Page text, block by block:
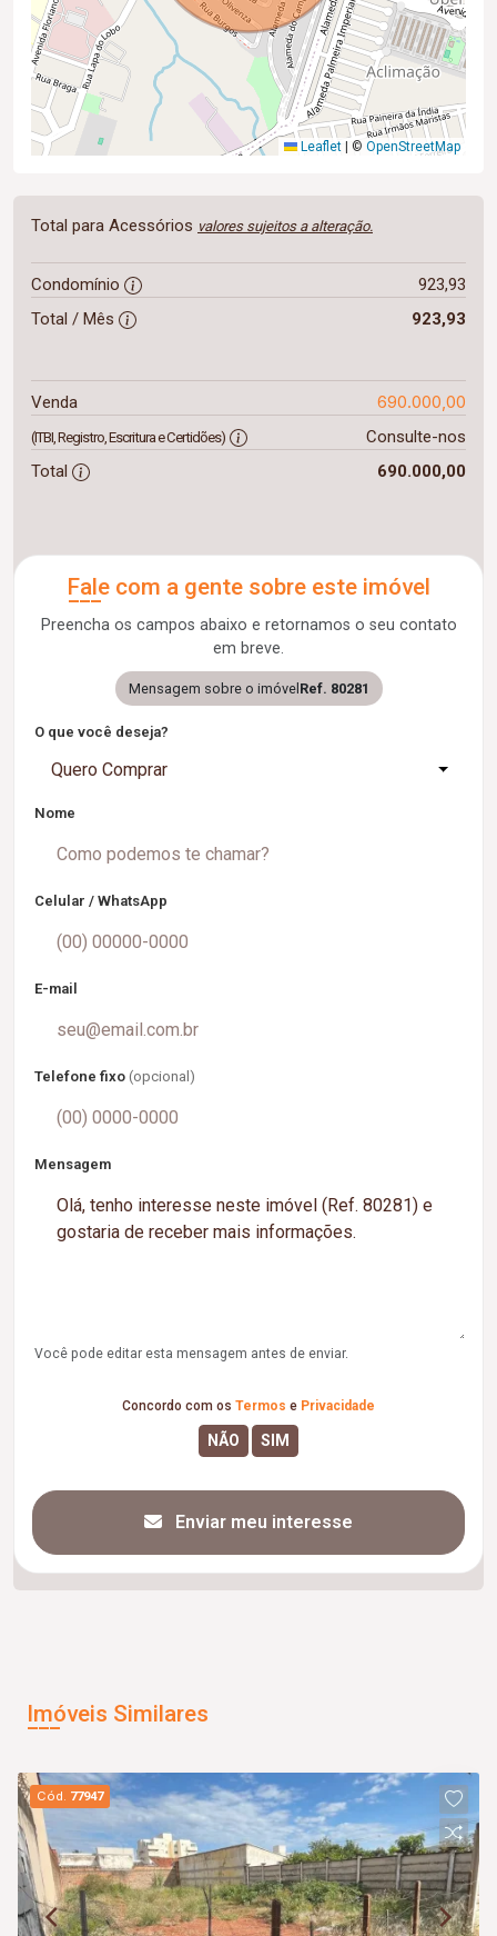
Leaflet © OpenStreetMap
Total para Acessórios valores sujeitos a alteração.
Condomínio
923,93
Total / Mês
923,93
Venda 690.000,00
(ITBI, Registro, Escritura e Certidões)
Consulte-nos
Total
690.000,00
Fale com a gente sobre este imóvel
Preencha os campos abaixo e retornamos o seu contato
em breve.
Mensagem sobre o imóvel Ref. 80281
O que você deseja?
Quero Comprar
Nome
Celular / WhatsApp
E-mail
Telefone fixo (opcional)
Mensagem
Você pode editar esta mensagem antes de enviar.
Concordo com os Termos e Privacidade
Enviar meu interesse
Imóveis Similares
Cód. 77947